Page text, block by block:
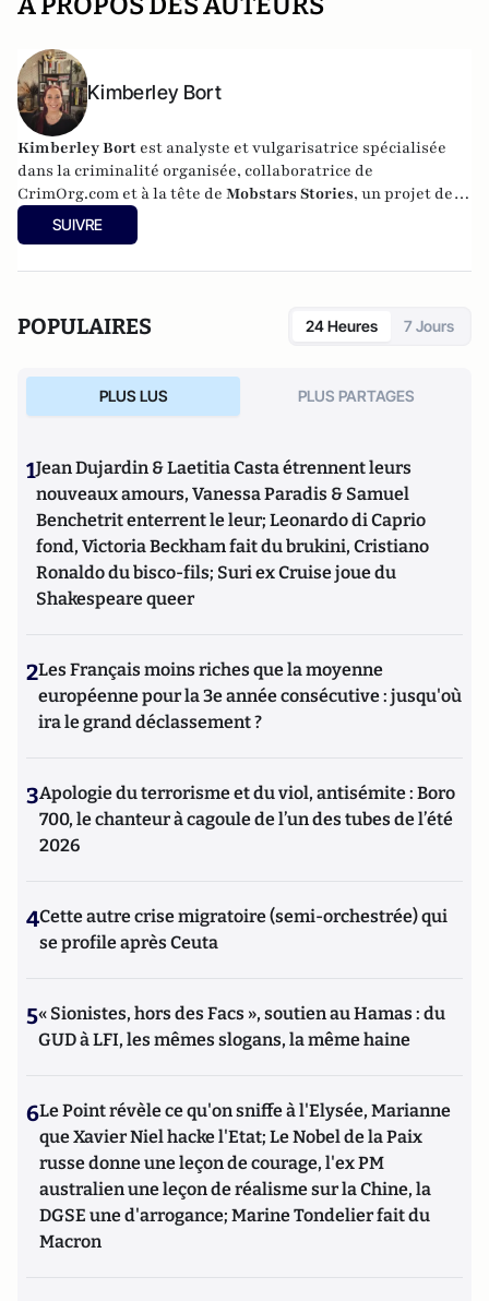
Kimberley Bort
Kimberley Bort est analyste et vulgarisatrice spécialisée
dans la criminalité organisée, collaboratrice de
CrimOrg.com et à la tête de Mobstars Stories, un projet de
contenus sur les réseaux sociaux qui explore les
dynamiques du crime organisé et ses représentations.
SUIVRE
POPULAIRES 24 Heures 7 Jours
PLUS LUS PLUS PARTAGES
1Jean Dujardin & Laetitia Casta étrennent leurs
nouveaux amours, Vanessa Paradis & Samuel
Benchetrit enterrent le leur; Leonardo di Caprio
fond, Victoria Beckham fait du brukini, Cristiano
Ronaldo du bisco-fils; Suri ex Cruise joue du
Shakespeare queer
2Les Français moins riches que la moyenne
européenne pour la 3e année consécutive : jusqu'où
ira le grand déclassement ?
3Apologie du terrorisme et du viol, antisémite : Boro
700, le chanteur à cagoule de l’un des tubes de l’été
2026
4Cette autre crise migratoire (semi-orchestrée) qui
se profile après Ceuta
5« Sionistes, hors des Facs », soutien au Hamas : du
GUD à LFI, les mêmes slogans, la même haine
6Le Point révèle ce qu'on sniffe à l'Elysée, Marianne
que Xavier Niel hacke l'Etat; Le Nobel de la Paix
russe donne une leçon de courage, l'ex PM
australien une leçon de réalisme sur la Chine, la
DGSE une d'arrogance; Marine Tondelier fait du
Macron